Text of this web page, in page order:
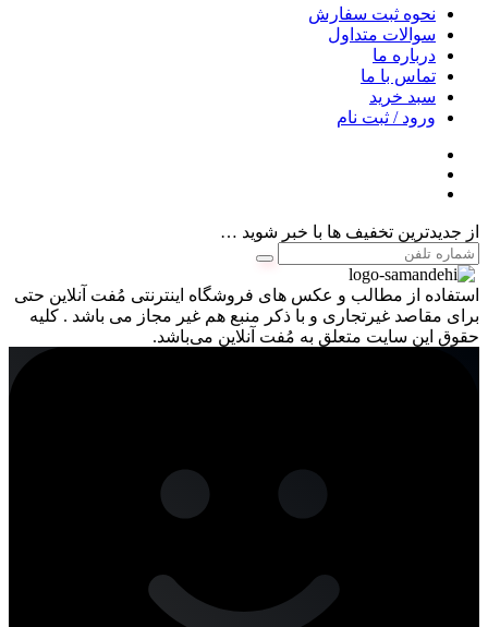
نحوه ثبت سفارش
سوالات متداول
درباره ما
تماس با ما
سبد خرید
ورود / ثبت نام
از جدیدترین تخفیف ها با خبر شوید …
استفاده از مطالب و عکس های فروشگاه اینترنتی مُفت آنلاین حتی
برای مقاصد غیرتجاری و با ذکر منبع هم غیر مجاز می باشد . کلیه
حقوق این سایت متعلق به مُفت آنلاین می‌باشد.